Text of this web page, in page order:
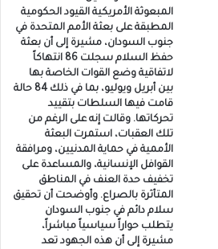
المبعوثة الأمريكية القيود الحكومية
المطبقة على بعثة الأمم المتحدة في
جنوب السودان، مشيرة إلى أن بعثة
حفظ السلام سجلت 86 انتهاكاً
لاتفاقية وضع القوات الخاصة بها
بين أبريل ويوليو، بما في ذلك 84 حالة
قامت فيها السلطات بتقييد
تحركاتها. وقالت إنه على الرغم من
تلك العقبات، استمرت البعثة
الأممية في حماية المدنيين، ومرافقة
القوافل الإنسانية، والمساعدة على
تخفيف حدة العنف في المناطق
المتأثرة بالصراع. وأوضحت أن تحقيق
سلام دائم في جنوب السودان
يتطلب حواراً سياسياً مباشراً،
مشيرة إلى أن هذه الجهود تعد